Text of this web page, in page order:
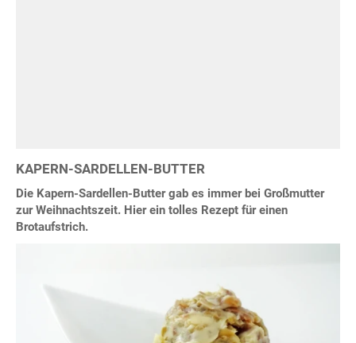
KAPERN-SARDELLEN-BUTTER
Die Kapern-Sardellen-Butter gab es immer bei Großmutter
zur Weihnachtszeit. Hier ein tolles Rezept für einen
Brotaufstrich.